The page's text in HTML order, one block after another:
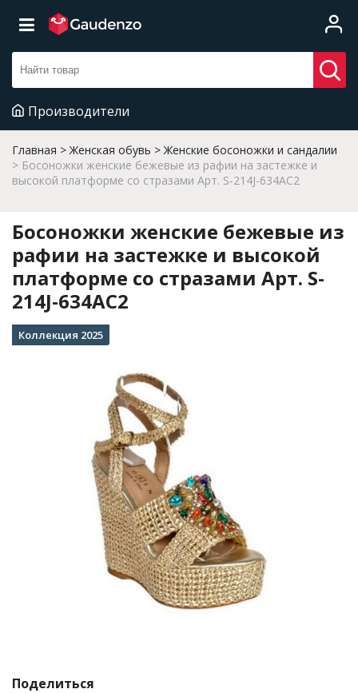
Производители
Главная Женская обувь
Женские босоножки и сандалии
Босоножки женские бежевые из рафии на застежке и
высокой платформе со стразами Арт. S-214J-634AC2
Босоножки женские бежевые из
рафии на застежке и высокой
платформе со стразами Арт. S-
214J-634AC2
Коллекция 2025
Поделиться